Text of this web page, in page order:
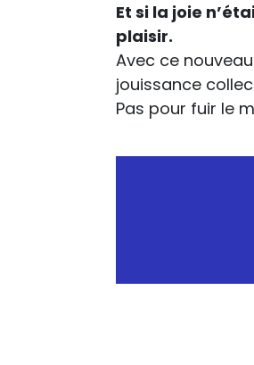
Et si la joie
plaisir.
Avec ce
jouissance
Pas pour fuir le